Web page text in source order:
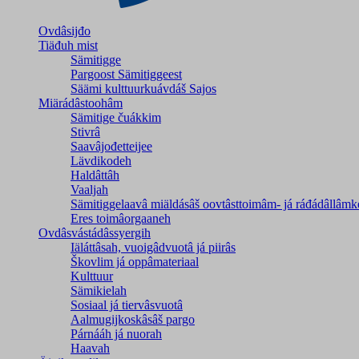
Ovdâsijđo
Tiäđuh mist
Sämitigge
Pargoost Sämitiggeest
Säämi kulttuurkuávdáš Sajos
Miärádâstoohâm
Sämitige čuákkim
Stivrâ
Saavâjođetteijee
Lävdikodeh
Haldâttâh
Vaaljah
Sämitiggelaavâ miäldásâš oovtâsttoimâm- já
Eres toimâorgaaneh
Ovdâsvástádâssyergih
Iäláttâsah, vuoigâdvuotâ já piirâs
Škovlim já oppâmateriaal
Kulttuur
Sämikielah
Sosiaal já tiervâsvuotâ
Aalmugijkoskâsâš pargo
Párnááh já nuorah
Haavah